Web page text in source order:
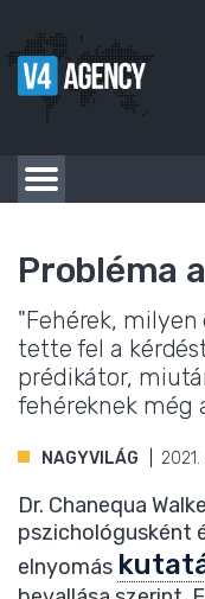
Probléma
"Fehérek,
tette fel a
prédikátor,
fehéreknek még
NAGYVILÁG 2021.
Dr. Chanequa
pszichológusként
elnyomás